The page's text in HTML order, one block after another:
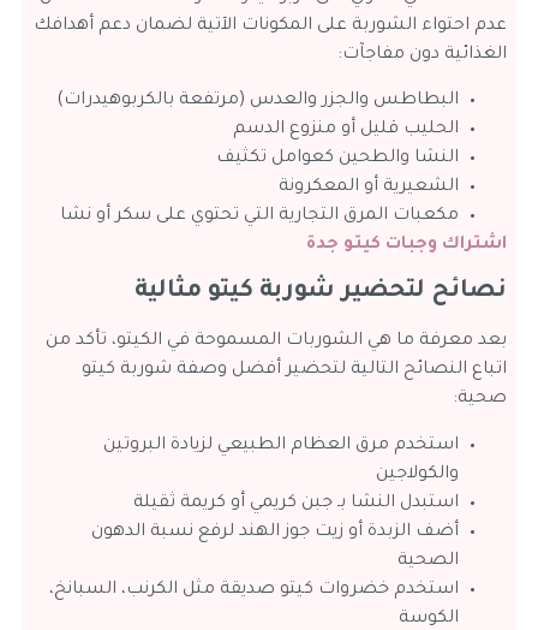
عدم احتواء الشوربة على المكونات الآتية لضمان دعم أهدافك
الغذائية دون مفاجآت:
البطاطس والجزر والعدس (مرتفعة بالكربوهيدرات)
الحليب قليل أو منزوع الدسم
النشا والطحين كعوامل تكثيف
الشعيرية أو المعكرونة
مكعبات المرق التجارية التي تحتوي على سكر أو نشا
اشتراك وجبات كيتو جدة
نصائح لتحضير شوربة كيتو مثالية
بعد معرفة ما هي الشوربات المسموحة في الكيتو، تأكد من
اتباع النصائح التالية لتحضير أفضل وصفة شوربة كيتو
صحية:
استخدم مرق العظام الطبيعي لزيادة البروتين
والكولاجين
استبدل النشا بـ جبن كريمي أو كريمة ثقيلة
أضف الزبدة أو زيت جوز الهند لرفع نسبة الدهون
الصحية
استخدم خضروات كيتو صديقة مثل الكرنب، السبانخ،
الكوسة